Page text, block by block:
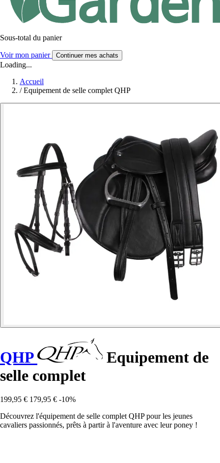
Sous-total du panier
Voir mon panier Continuer mes achats
Loading...
Accueil
/ Equipement de selle complet QHP
QHP
Equipement de
selle complet
199,95 € 179,95 € -10%
Découvrez l'équipement de selle complet QHP pour les jeunes
cavaliers passionnés, prêts à partir à l'aventure avec leur poney !